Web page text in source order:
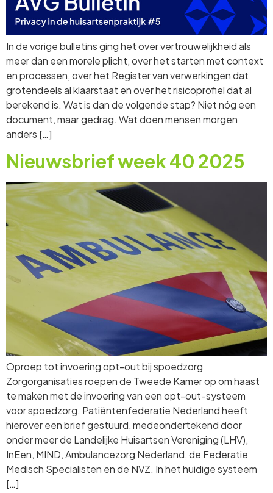
In de vorige bulletins ging het over vertrouwelijkheid als
meer dan een morele plicht, over het starten met context
en processen, over het Register van verwerkingen dat
grotendeels al klaarstaat en over het risicoprofiel dat al
berekend is. Wat is dan de volgende stap? Niet nóg een
document, maar gedrag. Wat doen mensen morgen
anders […]
Nieuwsbrief week 40 2025
Oproep tot invoering opt-out bij spoedzorg
Zorgorganisaties roepen de Tweede Kamer op om haast
te maken met de invoering van een opt-out-systeem
voor spoedzorg. Patiëntenfederatie Nederland heeft
hierover een brief gestuurd, medeondertekend door
onder meer de Landelijke Huisartsen Vereniging (LHV),
InEen, MIND, Ambulancezorg Nederland, de Federatie
Medisch Specialisten en de NVZ. In het huidige systeem
[…]